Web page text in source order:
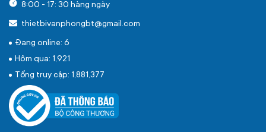
8:00 - 17: 30 hàng ngày
thietbivanphongbt@gmail.com
Đang online: 6
Hôm qua: 1,921
Tổng truy cập: 1,881,377